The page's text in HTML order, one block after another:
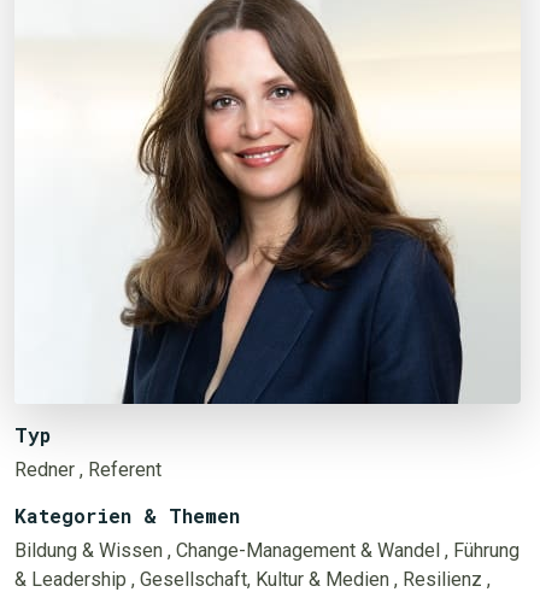
Typ
Redner , Referent
Kategorien & Themen
Bildung & Wissen , Change-Management & Wandel , Führung
& Leadership , Gesellschaft, Kultur & Medien , Resilienz ,